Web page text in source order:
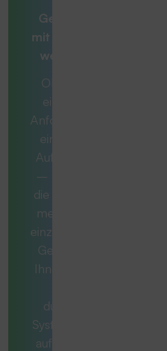
Gesamtlösung
mit
weiterdenken
Ob es sich um
eine konkrete
Anforderung oder
eine komplexe
Aufgabe handelt
– manchmal ist
die ideale Lösung
mehr als nur ein
einzelnes Produkt.
Gemeinsam mit
Ihnen entwickeln
durchdachtes
System, das exakt
auf Ihren Bedarf